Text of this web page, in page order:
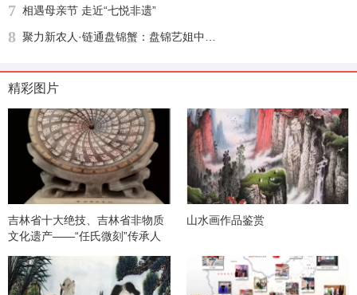
7 相遇母亲节 走近“七悦非遗”
8
精彩图片
吉林省十大绝技、吉林省非物质
文化遗产——“任氏微刻”传承人
山水画作品鉴赏